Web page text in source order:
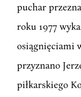
puchar
roku 1977
osiągnięciami
przyznano
piłkarskiego